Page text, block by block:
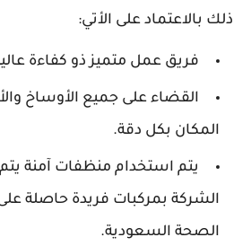
ذلك بالاعتماد على الأتي:
فريق عمل متميز ذو كفاءة
القضاء على جميع الأوساخ
المكان بكل دقة.
يتم استخدام منظفات آمنة
الشركة بمركبات فريدة حاصلة
الصحة السعودية.